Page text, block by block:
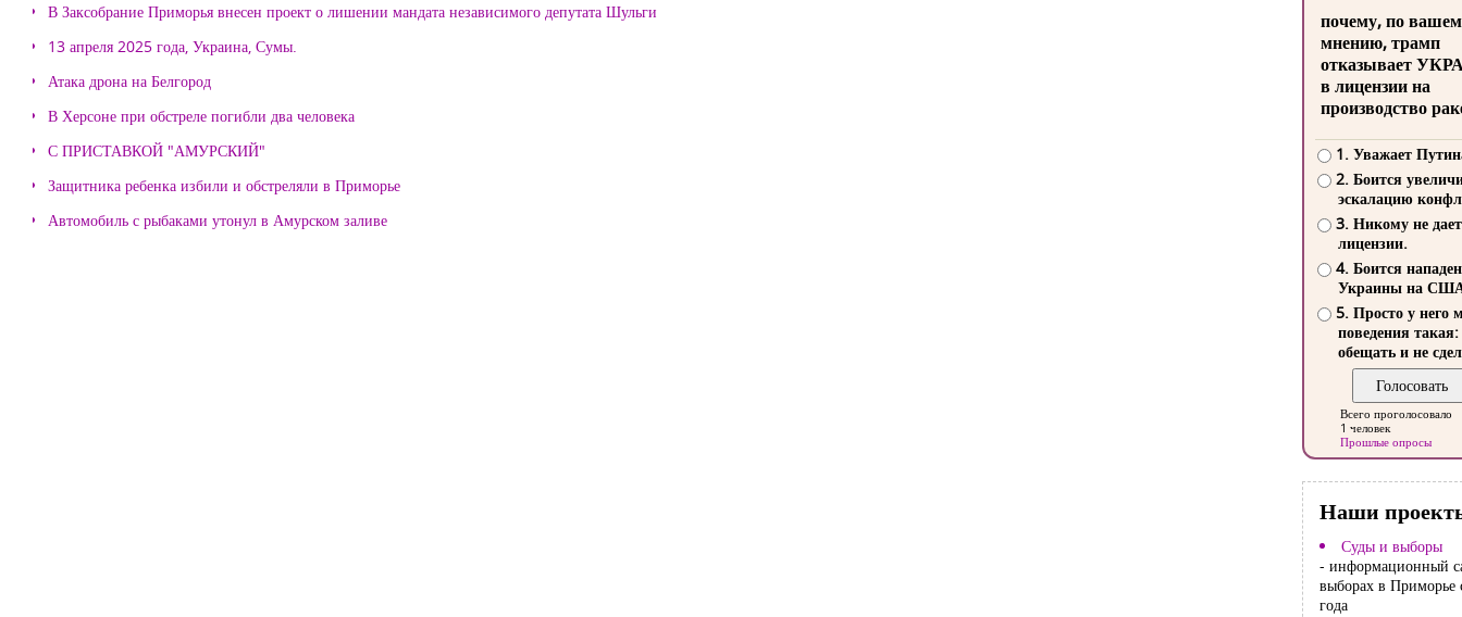
В Заксобрание Приморья внесен проект о лишении мандата независимого депутата Шульги
13 апреля 2025 года, Украина, Сумы.
Атака дрона на Белгород
В Херсоне при обстреле погибли два человека
С ПРИСТАВКОЙ "АМУРСКИЙ"
Защитника ребенка избили и обстреляли в Приморье
Автомобиль с рыбаками утонул в Амурском заливе
почему, по
мнению, трамп
отказывает
в лицензии на
производство
1. Уважает
2. Боится
эскалацию
3. Никому не
лицензии.
4. Боится
Украины на
5. Просто у него
поведения такая:
обещать и не
Всего проголосовало
1 человек
Прошлые опросы
Наши
Суды и выборы
- информационный
выборах в Приморье
года